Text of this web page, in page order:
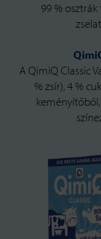
99 % osztrák
A QimiQ Classic
% zsír), 4 %